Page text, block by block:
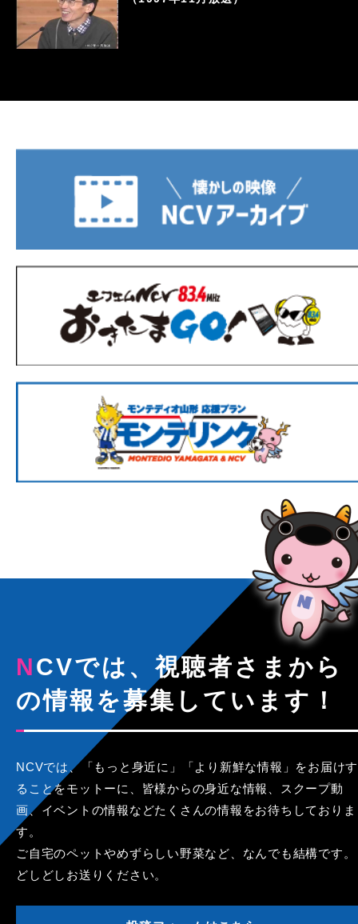
NCVでは、視聴者さまから
の情報を募集しています！
NCVでは、「もっと身近に」「より新鮮な情報」をお届けす
ることをモットーに、皆様からの身近な情報、スクープ動
画、イベントの情報などたくさんの情報をお待ちしておりま
す。
ご自宅のペットやめずらしい野菜など、なんでも結構です。
どしどしお送りください。